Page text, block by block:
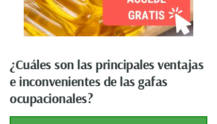
¿Cuáles son las principales ventajas
e inconvenientes de las gafas
ocupacionales?